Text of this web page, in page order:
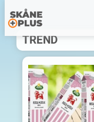
Hoppa
innehåll
TREND